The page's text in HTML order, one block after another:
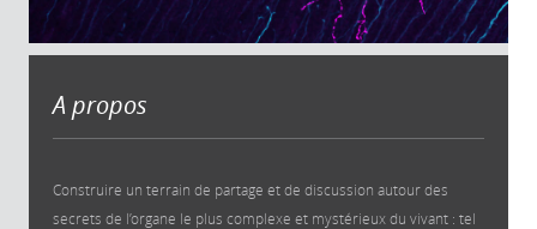
A propos
Construire un terrain de partage et de discussion autour des
secrets de l’organe le plus complexe et mystérieux du vivant : tel